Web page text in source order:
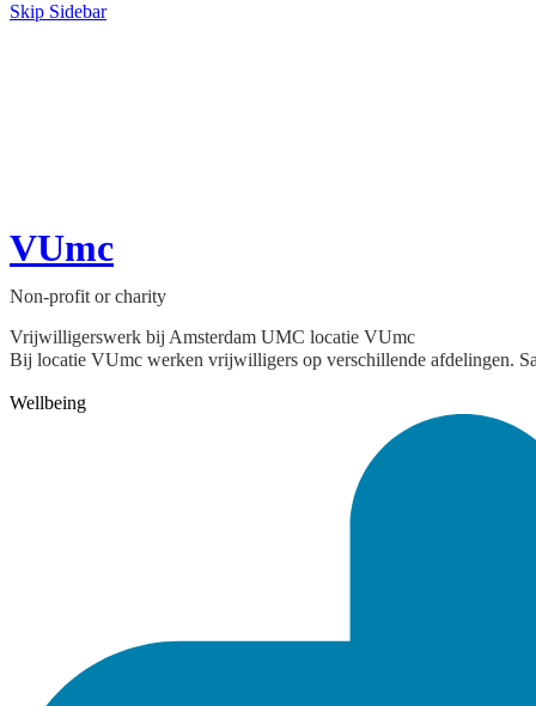
Skip Sidebar
VUmc
Non-profit or charity
Vrijwilligerswerk bij Amsterdam UMC locatie VUmc
Bij locatie VUmc werken vrijwilligers op verschillende afdelingen.
Wellbeing